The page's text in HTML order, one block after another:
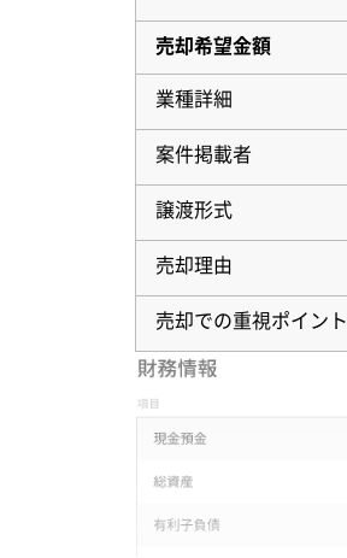
売却希望金額
業種詳細
案件掲載者
譲渡形式
売却理由
売却での重視ポイント